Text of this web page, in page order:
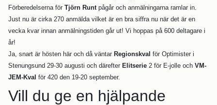
Förberedelserna för Tjörn Runtpågår och anmälningarna ramlar in.
Just nu är cirka 270 anmälda vilket är en bra siffra nu när det är en
vecka kvar innan anmälningstiden går ut! Vi hoppas på 600 deltagare i
år!
Ja, snart är hösten här och då väntar Regionskval för Optimister i
Stenungsund 29-30 augusti och därefter Elitserie 2 för E-jolle och VM-
JEM-Kval för 420 den 19-20 september.
Vill du ge en hjälpande